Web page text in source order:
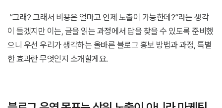
“그래? 그래서 비용은 얼마고 언제 노출이 가능한데?”라는 생각
이 들겠지만 이는, 글을 읽는 과정에서 답을 찾을 수 있도록 준비했
으니 우선 우리가 생각하는 올바른 블로그 홍보 방법과 과정, 특별
한 효과란 무엇인지 소개할게요.